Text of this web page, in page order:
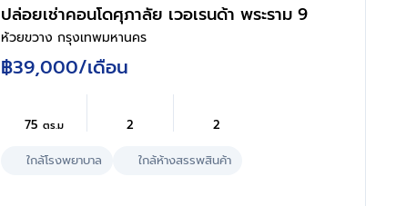
ปล่อยเช่าคอนโดศุภาลัย เวอเรนด้า พระราม 9
ห้วยขวาง กรุงเทพมหานคร
฿39,000/เดือน
75 ตร.ม 2 2
ใกล้โรงพยาบาล ใกล้ห้างสรรพสินค้า